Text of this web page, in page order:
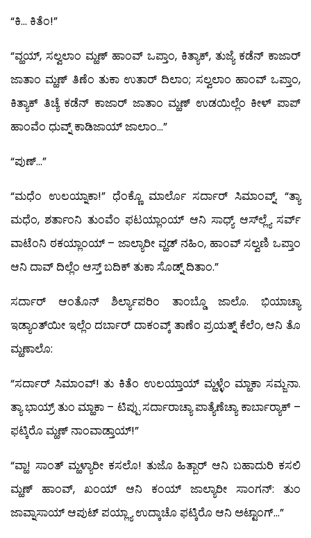
“ಕಿ… ಕಿತೆಂ!”
“ವ್ಹಯ್, ಸಲ್ವಲಾಂ ಮ್ಹಣ್ ಹಾಂವ್ ಒಪ್ತಾಂ, ಕಿತ್ಯಾಕ್, ತುಜ್ಯೆ ಕಡೆನ್ ಕಾಜಾರ್
ಜಾತಾಂ ಮ್ಹಣ್ ತಿಣೆಂ ತುಕಾ ಉತಾರ್ ದಿಲಾಂ; ಸಲ್ವಲಾಂ ಹಾಂವ್ ಒಪ್ತಾಂ,
ಕಿತ್ಯಾಕ್ ತಿಚ್ಯೆ ಕಡೆನ್ ಕಾಜಾರ್ ಜಾತಾಂ ಮ್ಹಣ್ ಉಡಯಿಲ್ಲೆಂ ಕೀಳ್ ಪಾಪ್
ಹಾಂವೆಂ ಧುವ್ನ್ ಕಾಡಿಜಾಯ್ ಜಾಲಾಂ…”
“ಪುಣ್…”
“ಮಧೆಂ ಉಲಯ್ನಾಕಾ!” ಧೆಂಕ್ಣೊ ಮಾರ್ಲೊ ಸರ್ದಾರ್ ಸಿಮಾಂವ್ನ್. “ತ್ಯಾ
ಮಧೆಂ, ಶರ್ತಾಂನಿ ತುಂವೆಂ ಫಟಯ್ಲಾಂಯ್ ಆನಿ ಸಾಧ್ಯ್ ಆಸ್‍ಲ್ಲ್ಯೆ ಸರ್ವ್
ವಾಟೆಂನಿ ಠಕಯ್ಲಾಂಯ್ – ಜಾಲ್ಯಾರೀ ವ್ಹಡ್ ನಹಿಂ, ಹಾಂವ್ ಸಲ್ವಣಿ ಒಪ್ತಾಂ
ಆನಿ ದಾವ್ ದಿಲ್ಲೆಂ ಆಸ್ತ್ ಬದಿಕ್ ತುಕಾ ಸೊಡ್ನ್ ದಿತಾಂ.”
ಸರ್ದಾರ್ ಆಂತೊನ್ ಶಿರ್ಲ್ಯಾಪರಿಂ ತಾಂಬ್ಡೊ ಜಾಲೊ. ಭಿಯಾಚ್ಯಾ
ಇಡ್ಯಾಂತ್‍ಯೀ ಇಲ್ಲೆಂ ದರ್ಬಾರ್ ದಾಕಂವ್ಕ್ ತಾಣೆಂ ಪ್ರಯತ್ನ್ ಕೆಲೆಂ, ಆನಿ ತೊ
ಮ್ಹಣಾಲೊ:
“ಸರ್ದಾರ್ ಸಿಮಾಂವ್! ತು ಕಿತೆಂ ಉಲಯ್ತಾಯ್ ಮ್ಹಳ್ಳೆಂ ಮ್ಹಾಕಾ ಸಮ್ಜನಾ.
ತ್ಯಾ ಭಾಯ್ರ್ ತುಂ ಮ್ಹಾಕಾ – ಟಿಪ್ಪು ಸರ್ದಾರಾಚ್ಯಾ ಪಾತ್ಯೆಣೆಚ್ಯಾ ಕಾರ್ಬಾರ್‍ಯಾಕ್ –
ಫಟ್ಕಿರೊ ಮ್ಹಣ್ ನಾಂವಾಡ್ತಾಯ್!”
“ವ್ಹಾ! ಸಾಂತ್ ಮ್ಹಳ್ಯಾರೀ ಕಸಲೊ! ತುಜೊ ಹಿತ್ಬಾರ್ ಆನಿ ಬಹಾದುರಿ ಕಸಲಿ
ಮ್ಹಣ್ ಹಾಂವ್, ಖಂಯ್ ಆನಿ ಕಂಯ್ ಜಾಲ್ಯಾರೀ ಸಾಂಗನ್: ತುಂ
ಜಾವ್ನಾಸಾಯ್ ಆಪುಟ್ ಪಯ್ಲ್ಯಾ ಉದ್ಕಾಚೊ ಫಟ್ಕಿರೊ ಆನಿ ಅಟ್ಟಾಂಗ್…”